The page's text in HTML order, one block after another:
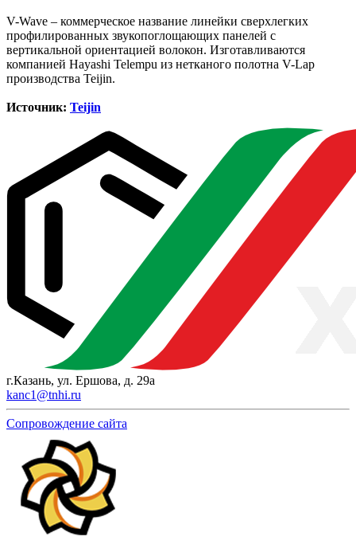
V-Wave – коммерческое название линейки сверхлегких
профилированных звукопоглощающих панелей с
вертикальной ориентацией волокон. Изготавливаются
компанией Hayashi Telempu из нетканого полотна V-Lap
производства Teijin.
Источник: Teijin
г.Казань, ул. Ершова, д. 29а
kanc1@tnhi.ru
Сопровождение сайта